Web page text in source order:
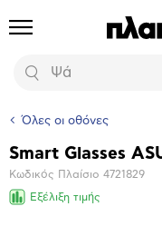
Προϊόντα
Αναζήτηση
Όλες οι οθόνες
Βασικά
χαρακτηριστικά
Smart Glasses
Κωδικός Πλαίσιο 4721829
Εξέλιξη τιμής